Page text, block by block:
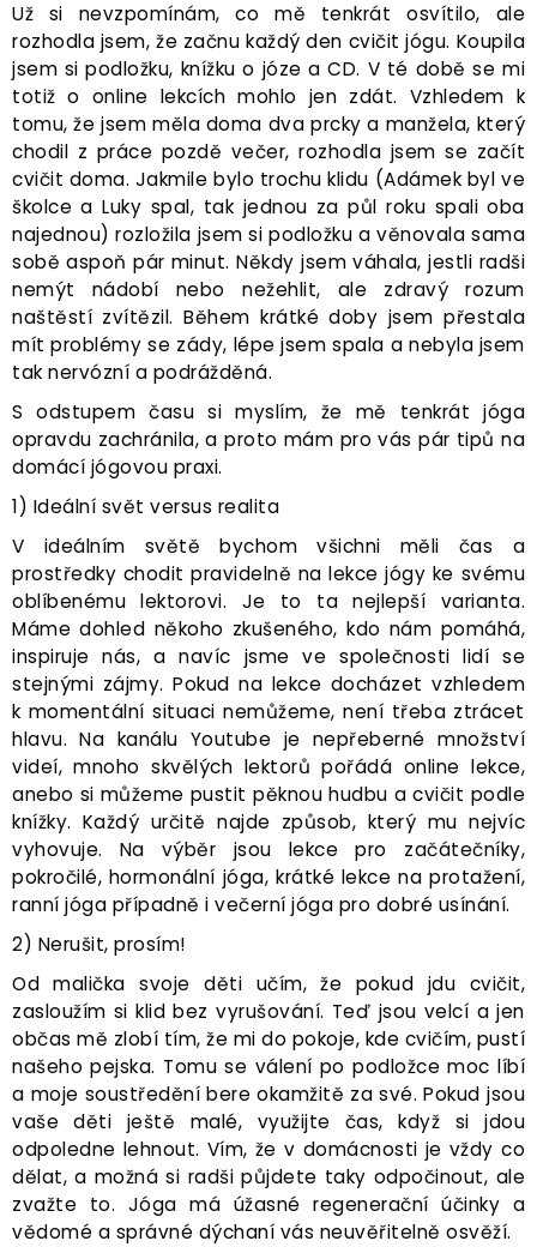
Už si nevzpomínám, co mě tenkrát osvítilo, ale
rozhodla jsem, že začnu každý den cvičit jógu. Koupila
jsem si podložku, knížku o józe a CD. V té době se mi
totiž o online lekcích mohlo jen zdát. Vzhledem k
tomu, že jsem měla doma dva prcky a manžela, který
chodil z práce pozdě večer, rozhodla jsem se začít
cvičit doma. Jakmile bylo trochu klidu (Adámek byl ve
školce a Luky spal, tak jednou za půl roku spali oba
najednou) rozložila jsem si podložku a věnovala sama
sobě aspoň pár minut. Někdy jsem váhala, jestli radši
nemýt nádobí nebo nežehlit, ale zdravý rozum
naštěstí zvítězil. Během krátké doby jsem přestala
mít problémy se zády, lépe jsem spala a nebyla jsem
tak nervózní a podrážděná.
S odstupem času si myslím, že mě tenkrát jóga
opravdu zachránila, a proto mám pro vás pár tipů na
domácí jógovou praxi.
1) Ideální svět versus realita
V ideálním světě bychom všichni měli čas a
prostředky chodit pravidelně na lekce jógy ke svému
oblíbenému lektorovi. Je to ta nejlepší varianta.
Máme dohled někoho zkušeného, kdo nám pomáhá,
inspiruje nás, a navíc jsme ve společnosti lidí se
stejnými zájmy. Pokud na lekce docházet vzhledem
k momentální situaci nemůžeme, není třeba ztrácet
hlavu. Na kanálu Youtube je nepřeberné množství
videí, mnoho skvělých lektorů pořádá online lekce,
anebo si můžeme pustit pěknou hudbu a cvičit podle
knížky. Každý určitě najde způsob, který mu nejvíc
vyhovuje. Na výběr jsou lekce pro začátečníky,
pokročilé, hormonální jóga, krátké lekce na protažení,
ranní jóga případně i večerní jóga pro dobré usínání.
2) Nerušit, prosím!
Od malička svoje děti učím, že pokud jdu cvičit,
zasloužím si klid bez vyrušování. Teď jsou velcí a jen
občas mě zlobí tím, že mi do pokoje, kde cvičím, pustí
našeho pejska. Tomu se válení po podložce moc líbí
a moje soustředění bere okamžitě za své. Pokud jsou
vaše děti ještě malé, využijte čas, když si jdou
odpoledne lehnout. Vím, že v domácnosti je vždy co
dělat, a možná si radši půjdete taky odpočinout, ale
zvažte to. Jóga má úžasné regenerační účinky a
vědomé a správné dýchaní vás neuvěřitelně osvěží.